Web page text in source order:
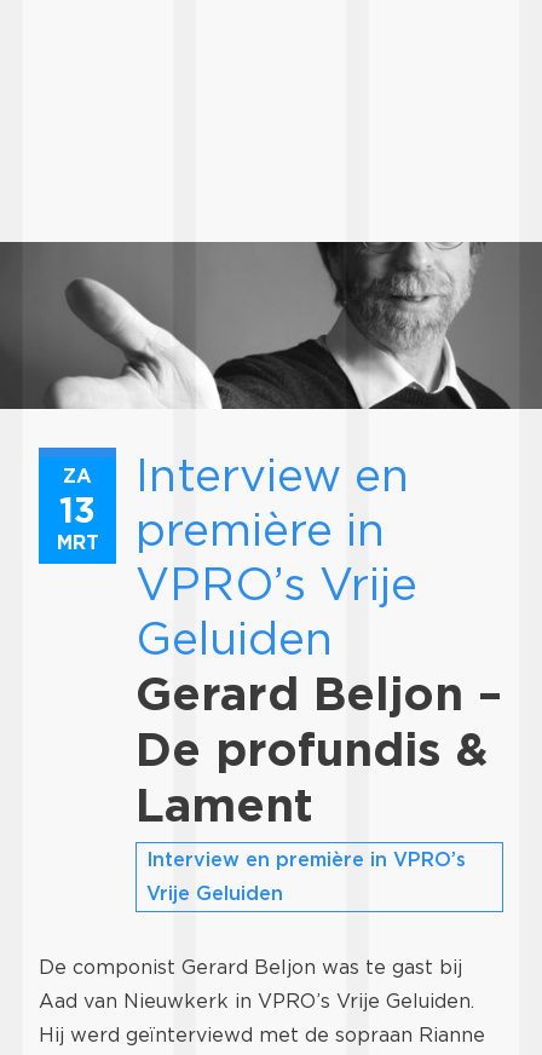
ZA
13
MRT
Interview en
première in
VPRO’s Vrije
Geluiden
Gerard Beljon –
De profundis &
Lament
Interview en première in VPRO’s
Vrije Geluiden
De componist Gerard Beljon was te gast bij
Aad van Nieuwkerk in VPRO’s Vrije Geluiden.
Hij werd geïnterviewd met de sopraan Rianne